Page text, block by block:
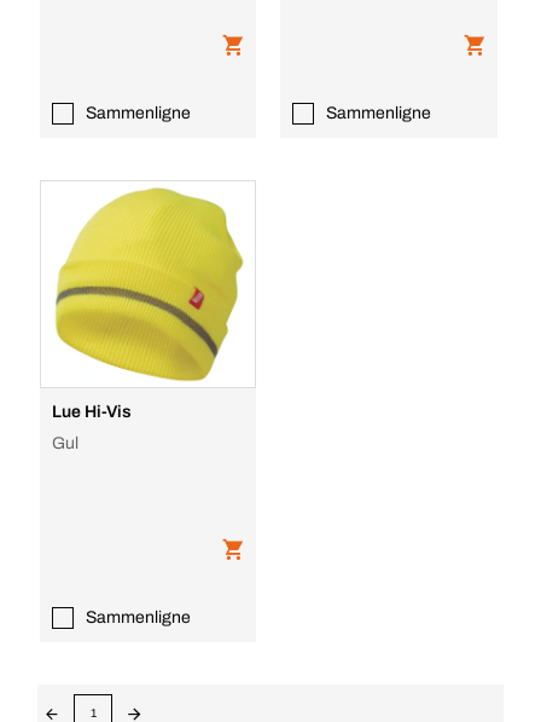
Sammenligne Sammenligne
Lue Hi-Vis
Gul
Sammenligne
1